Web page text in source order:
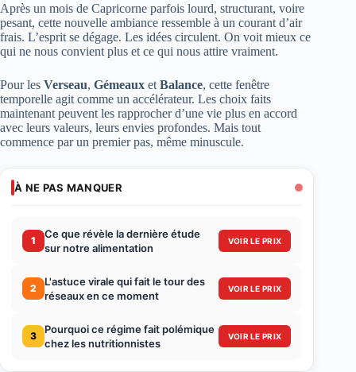
Après un mois de Capricorne parfois lourd, structurant, voire
pesant, cette nouvelle ambiance ressemble à un courant d’air
frais. L’esprit se dégage. Les idées circulent. On voit mieux ce
qui ne nous convient plus et ce qui nous attire vraiment.
Pour les Verseau, Gémeaux et Balance, cette fenêtre
temporelle agit comme un accélérateur. Les choix faits
maintenant peuvent les rapprocher d’une vie plus en accord
avec leurs valeurs, leurs envies profondes. Mais tout
commence par un premier pas, même minuscule.
À NE PAS MANQUER
1
Ce que révèle la dernière étude
sur notre alimentation
VOIR LE PRIX
2
L'astuce virale qui fait le tour des
réseaux en ce moment
VOIR LE PRIX
3
Pourquoi ce régime fait polémique
chez les nutritionnistes
VOIR LE PRIX